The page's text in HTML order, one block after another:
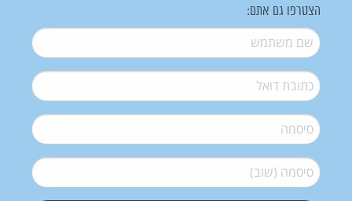
הצטרפו גם אתם:
שם משתמש*
דואל*
סיסמה*
סיסמה (שוב)*